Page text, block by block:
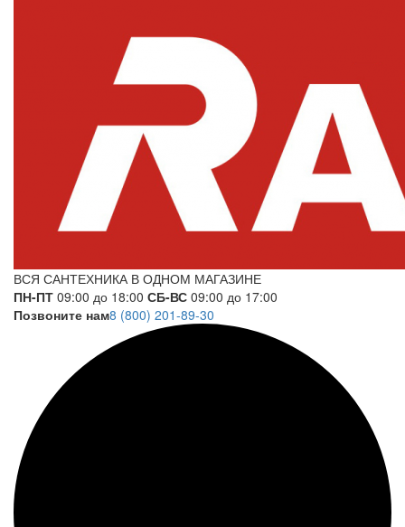
ВСЯ САНТЕХНИКА В ОДНОМ МАГАЗИНЕ
ПН-ПТ 09:00 до 18:00 СБ-ВС 09:00 до 17:00
Позвоните нам8 (800) 201-89-30